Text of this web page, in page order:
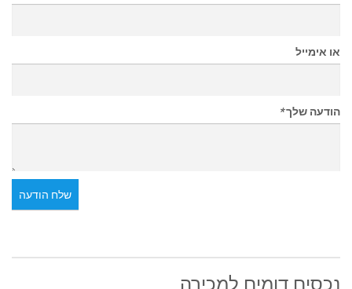
או אימייל
הודעה שלך*
שלח הודעה
נכסים דומים למכירה